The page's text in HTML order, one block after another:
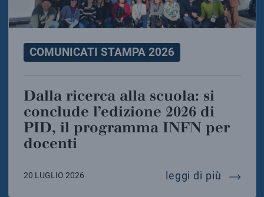
COMUNICATI STAMPA 2026
Dalla ricerca alla scuola: si
conclude l’edizione 2026 di
PID, il programma INFN per
docenti
20 LUGLIO 2026 leggi di più dalla